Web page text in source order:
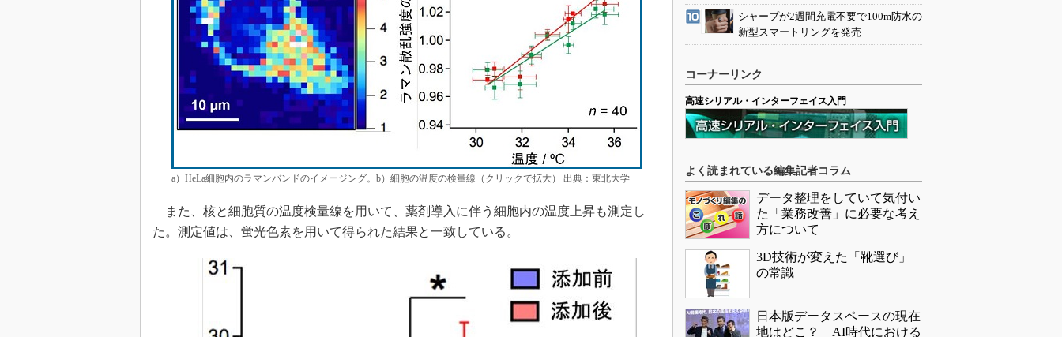
a）HeLa細胞内のラマンバンドのイメージング。b）細胞の温度の検量線（クリックで拡大） 出典：東北大学
また、核と細胞質の温度検量線を用いて、薬剤導入に伴う細胞内の温度上昇も測定し
た。測定値は、蛍光色素を用いて得られた結果と一致している。
シャープが2週間充電不要で100m防水の
新型スマートリングを発売
コーナーリンク
高速シリアル・インターフェイス入門
よく読まれている編集記者コラム
データ整理をしていて気付い
た「業務改善」に必要な考え
方について
3D技術が変えた「靴選び」
の常識
日本版データスペースの現在
地はどこ？ AI時代における